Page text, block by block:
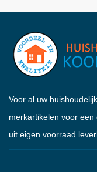
Voor al uw
merkartikelen voor
uit eigen voorraad